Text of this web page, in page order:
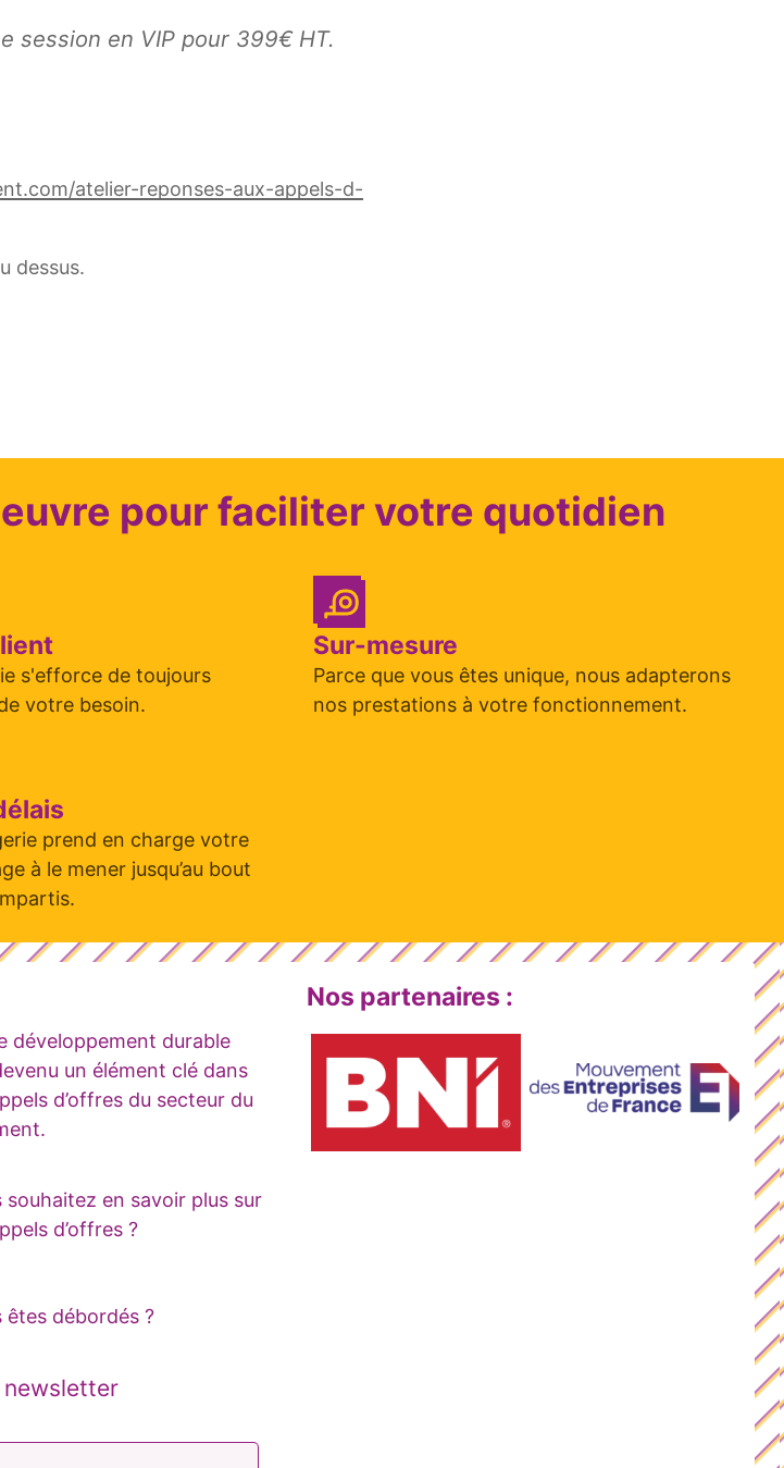
session en VIP pour 399€ HT.
atelier-reponses-aux-appels-d-
dessus.
pour faciliter votre quotidien
s'efforce de toujours
votre besoin.
Sur-mesure
Parce que vous êtes unique, nous adapterons
nos prestations à votre fonctionnement.
prend en charge votre
à le mener jusqu’au bout
développement durable
un élément clé dans
d’offres du secteur du
souhaitez en savoir plus sur
d’offres ?
êtes débordés ?
Nos partenaires :